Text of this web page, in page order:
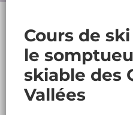
Cours de
le
skiable des
Vallées